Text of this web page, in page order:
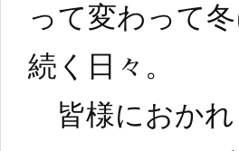
って変わって
続く日々。
皆様におかれ